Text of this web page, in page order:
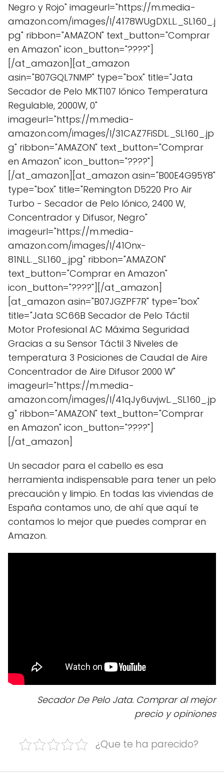
Negro y Rojo" imageurl="https://m.media-
amazon.com/images/I/4178WUgDXLL._SL160_.j
pg" ribbon="AMAZON" text_button="Comprar
en Amazon" icon_button="????"]
[/at_amazon][at_amazon
asin="B07GQL7NMP" type="box" title="Jata
Secador de Pelo MKT107 Iónico Temperatura
Regulable, 2000W, 0"
imageurl="https://m.media-
amazon.com/images/I/31CAZ7FiSDL._SL160_.jp
g" ribbon="AMAZON" text_button="Comprar
en Amazon" icon_button="????"]
[/at_amazon][at_amazon asin="B00E4G95Y8"
type="box" title="Remington D5220 Pro Air
Turbo - Secador de Pelo Iónico, 2400 W,
Concentrador y Difusor, Negro"
imageurl="https://m.media-
amazon.com/images/I/41Onx-
81NLL._SL160_.jpg" ribbon="AMAZON"
text_button="Comprar en Amazon"
icon_button="????"][/at_amazon]
[at_amazon asin="B07JGZPF7R" type="box"
title="Jata SC66B Secador de Pelo Táctil
Motor Profesional AC Máxima Seguridad
Gracias a su Sensor Táctil 3 Niveles de
temperatura 3 Posiciones de Caudal de Aire
Concentrador de Aire Difusor 2000 W"
imageurl="https://m.media-
amazon.com/images/I/41qJy6uvjwL._SL160_.jp
g" ribbon="AMAZON" text_button="Comprar
en Amazon" icon_button="????"]
[/at_amazon]
Un secador para el cabello es esa
herramienta indispensable para tener un pelo
precaución y limpio. En todas las viviendas de
España contamos uno, de ahí que aquí te
contamos lo mejor que puedes comprar en
Amazon.
Secador De Pelo Jata. Comprar al mejor
precio y opiniones
¿Que te ha parecido?